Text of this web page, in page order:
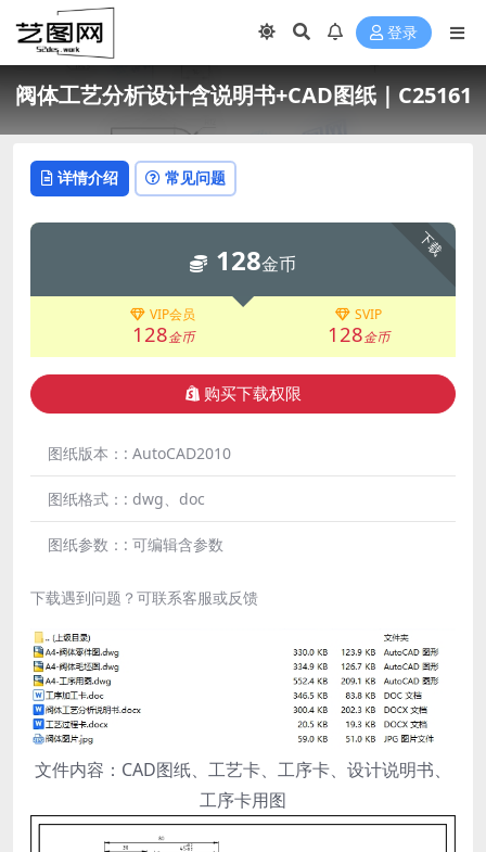
登录
阀体工艺分析设计含说明书+CAD图纸｜C25161
详情介绍 常见问题
下载
128金币
VIP会员
128金币
SVIP
128金币
购买下载权限
图纸版本：: AutoCAD2010
图纸格式：: dwg、doc
图纸参数：: 可编辑含参数
下载遇到问题？可联系客服或反馈
文件内容：CAD图纸、工艺卡、工序卡、设计说明书、
工序卡用图